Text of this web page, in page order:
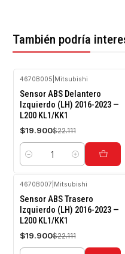
También podría
-10%
OFF
4670B005 Mitsubishi
Sensor ABS Delantero
Izquierdo (LH) 2016-2023 —
L200 KL1/KK1
$19.900$22.111
Cantidad
-10%
OFF
4670B007 Mitsubishi
Sensor ABS Trasero
Izquierdo (LH) 2016-2023 —
L200 KL1/KK1
$19.900$22.111